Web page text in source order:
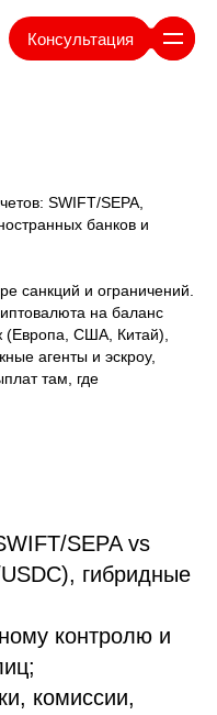
Консультация
SWIFT/SEPA,
банков и
санкций и ограничений.
на баланс
(Европа, США, Китай),
агенты и эскроу,
там, где
SEPA vs
гибридные
контролю и
комиссии,